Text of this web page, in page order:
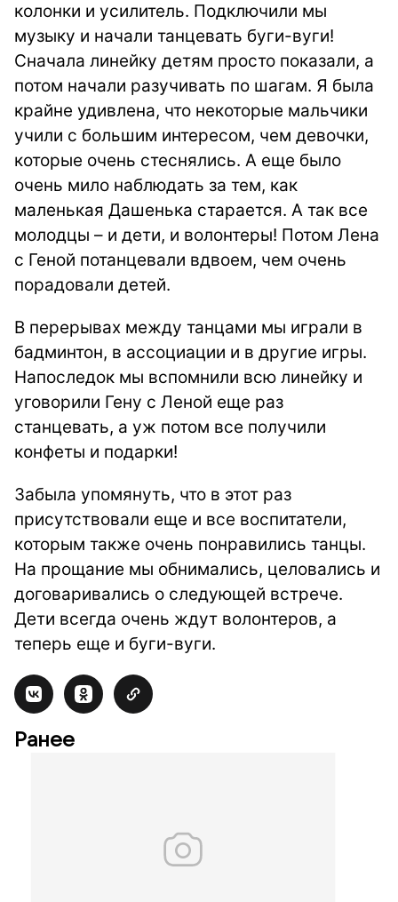
колонки и усилитель. Подключили мы
музыку и начали танцевать буги-вуги!
Сначала линейку детям просто показали, а
потом начали разучивать по шагам. Я была
крайне удивлена, что некоторые мальчики
учили с большим интересом, чем девочки,
которые очень стеснялись. А еще было
очень мило наблюдать за тем, как
маленькая Дашенька старается. А так все
молодцы – и дети, и волонтеры! Потом Лена
с Геной потанцевали вдвоем, чем очень
порадовали детей.
В перерывах между танцами мы играли в
бадминтон, в ассоциации и в другие игры.
Напоследок мы вспомнили всю линейку и
уговорили Гену с Леной еще раз
станцевать, а уж потом все получили
конфеты и подарки!
Забыла упомянуть, что в этот раз
присутствовали еще и все воспитатели,
которым также очень понравились танцы.
На прощание мы обнимались, целовались и
договаривались о следующей встрече.
Дети всегда очень ждут волонтеров, а
теперь еще и буги-вуги.
Ранее